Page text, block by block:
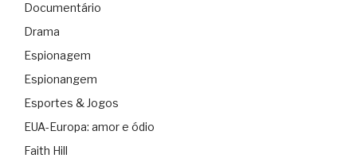
Documentário
Drama
Espionagem
Espionangem
Esportes & Jogos
EUA-Europa: amor e ódio
Faith Hill